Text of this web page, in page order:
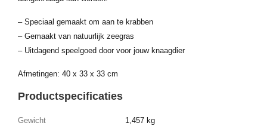
– Speciaal gemaakt om aan te krabben
– Gemaakt van natuurlijk zeegras
– Uitdagend speelgoed door voor jouw knaagdier
Afmetingen: 40 x 33 x 33 cm
Productspecificaties
Gewicht 1,457 kg